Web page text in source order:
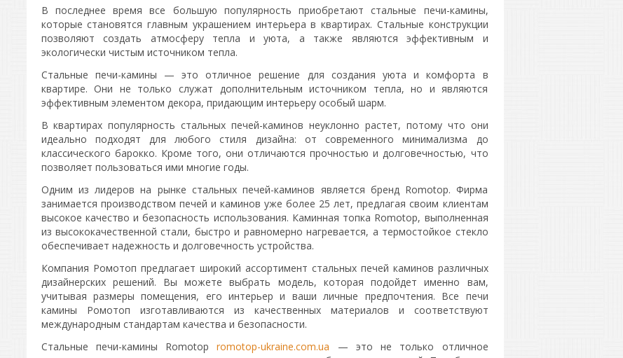
В последнее время все большую популярность приобретают стальные печи-камины,
которые становятся главным украшением интерьера в квартирах. Стальные конструкции
позволяют создать атмосферу тепла и уюта, а также являются эффективным и
экологически чистым источником тепла.
Стальные печи-камины — это отличное решение для создания уюта и комфорта в
квартире. Они не только служат дополнительным источником тепла, но и являются
эффективным элементом декора, придающим интерьеру особый шарм.
В квартирах популярность стальных печей-каминов неуклонно растет, потому что они
идеально подходят для любого стиля дизайна: от современного минимализма до
классического барокко. Кроме того, они отличаются прочностью и долговечностью, что
позволяет пользоваться ими многие годы.
Одним из лидеров на рынке стальных печей-каминов является бренд Romotop. Фирма
занимается производством печей и каминов уже более 25 лет, предлагая своим клиентам
высокое качество и безопасность использования. Каминная топка Romotop, выполненная
из высококачественной стали, быстро и равномерно нагревается, а термостойкое стекло
обеспечивает надежность и долговечность устройства.
Компания Ромотоп предлагает широкий ассортимент стальных печей каминов различных
дизайнерских решений. Вы можете выбрать модель, которая подойдет именно вам,
учитывая размеры помещения, его интерьер и ваши личные предпочтения. Все печи
камины Ромотоп изготавливаются из качественных материалов и соответствуют
международным стандартам качества и безопасности.
Стальные печи-камины Romotopromotop-ukraine.com.ua — это не только отличное